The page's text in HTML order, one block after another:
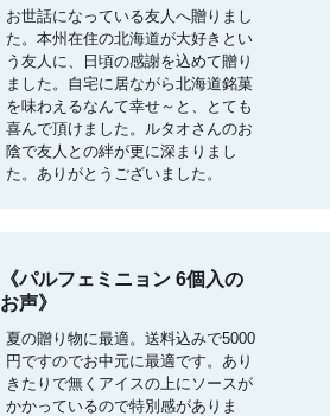
お世話になっている友人へ贈りまし
た。本州在住の北海道が大好きとい
う友人に、日頃の感謝を込めて贈り
ました。自宅に居ながら北海道銘菓
を味わえるなんて幸せ～と、とても
喜んで頂けました。ルタオさんのお
陰で友人との絆が更に深まりまし
た。ありがとうございました。
《パルフェミニョン 6個入の
お声》
夏の贈り物に最適。送料込みで5000
円ですのでお中元に最適です。あり
きたりで無くアイスの上にソースが
かかっているので特別感がありま